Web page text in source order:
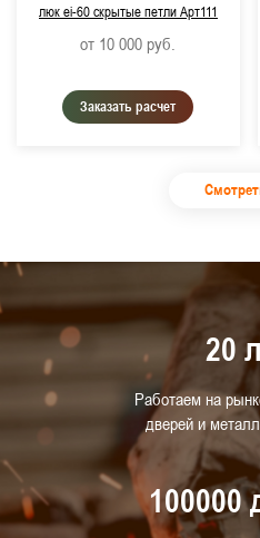
люк ei-60 скрытые петли Арт111
от 10 000 руб.
Заказать расчет
20
Работаем на
дверей и
100000